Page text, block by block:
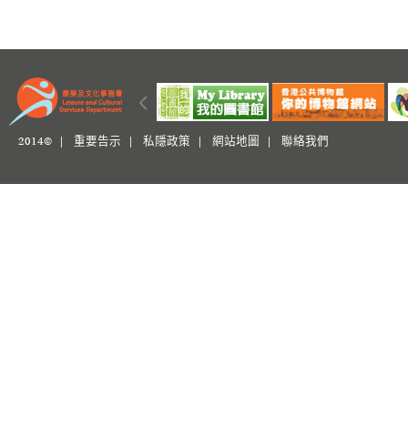
2014© | 重要告示 私隱政策 網站地圖 聯絡我們